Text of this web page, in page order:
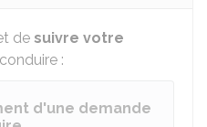
de suivre votre
:
d'une demande